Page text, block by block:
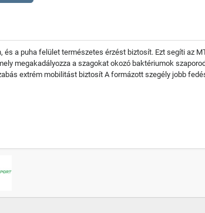
a puha felület természetes érzést biztosít. Ezt segíti az
megakadályozza a szagokat okozó baktériumok
extrém mobilitást biztosít A formázott szegély jobb